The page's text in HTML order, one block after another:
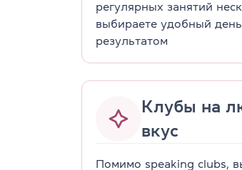
регулярных занятий
выбираете удобный
результатом
Клубы на
вкус
Помимо speaking clubs,